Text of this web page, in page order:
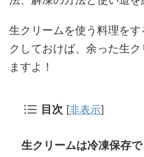
生クリームを使う料理を
クしておけば、余った生
ますよ！
目次 [非表示]
生クリームは冷凍保存で